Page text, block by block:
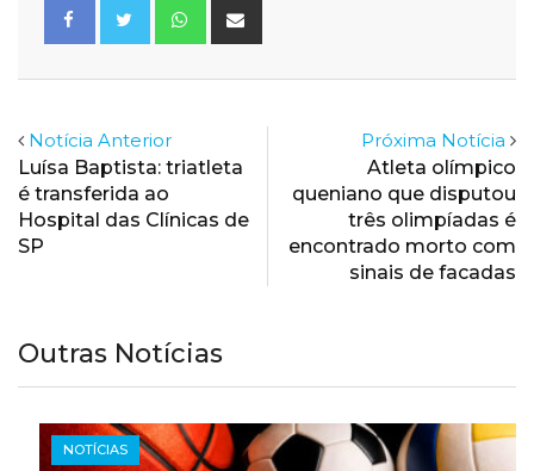
Whatsapp
Notícia Anterior
Luísa Baptista: triatleta
é transferida ao
Hospital das Clínicas de
SP
Próxima Notícia
Atleta olímpico
queniano que disputou
três olimpíadas é
encontrado morto com
sinais de facadas
Outras Notícias
NOTÍCIAS